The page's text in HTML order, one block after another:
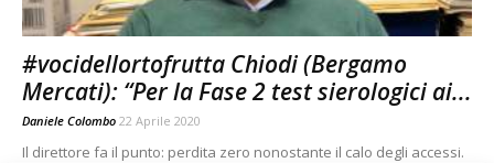
#vocidellortofrutta Chiodi (Bergamo
Mercati): “Per la Fase 2 test sierologici ai...
Daniele Colombo 22 Aprile 2020
Il direttore fa il punto: perdita zero nonostante il calo degli accessi.